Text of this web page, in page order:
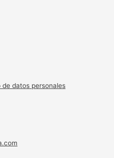
datos personales